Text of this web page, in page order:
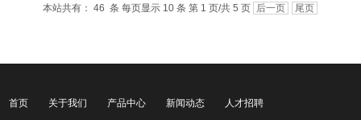
本站共有： 46 条 每页显示 10 条 第 1 页/共 5 页 后一页 尾页
首页 关于我们 产品中心 新闻动态 人才招聘